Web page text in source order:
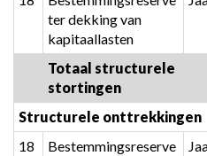
ter dekking van
kapitaallasten
Totaal structurele
stortingen
Structurele onttrekkingen
18
Bestemmingsreserve